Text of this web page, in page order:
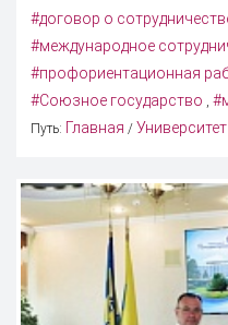
#договор о
#международное
#профориентационная
#Союзное государство ,
Путь: Главная / Университет